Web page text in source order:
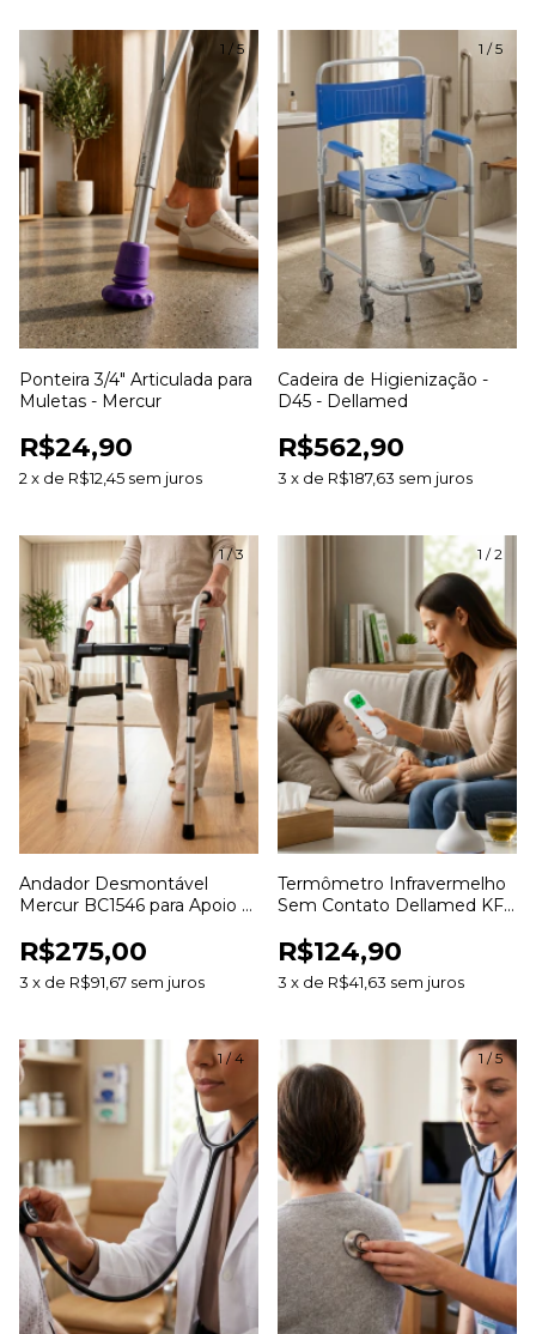
1 / 5
Ponteira 3/4" Articulada para
Muletas - Mercur
R$24,90
2 x de R$12,45 sem juros
1 /5
Cadeira de Higienização -
D45 - Dellamed
R$562,90
3 x de R$187,63 sem juros
1/3
Andador Desmontável
Mercur BC1546 para Apoio e
R$275,00
3 x de R$91,67 sem juros
1 /2
Termômetro Infravermelho
Sem Contato Dellamed KF-
Temperatura
R$124,90
3 x de R$41,63 sem juros
1/4 1/5